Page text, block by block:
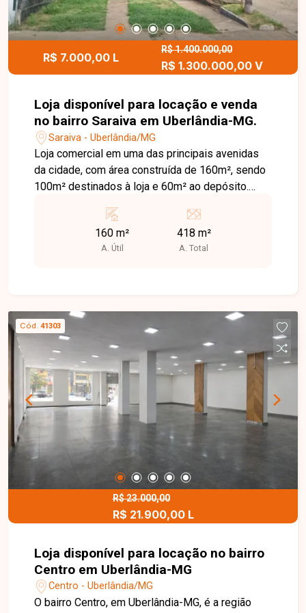
257 - Centro Rua Rafael Marino Neto, 135 -
Jardim Karaíba Av. Dr. Laerte Vieira Gonçalves,
607 - Santa Mônica
R$ 7.000,00 L
R$ 1.400.000,00
R$ 1.300.000,00 V
Loja disponível para locação e venda
no bairro Saraiva em Uberlândia-MG.
Saraiva - Uberlândia/MG
Loja comercial em uma das principais avenidas
da cidade, com área construída de 160m², sendo
100m² destinados à loja e 60m² ao depósito.
estacionamento ou Drive-Thru e estacionamento
frontal, oferecendo excelente visibilidade e
praticidade para o seu negócio.
160 m²
A. Útil
418 m²
A. Total
Cód. 41303
R$ 23.000,00
R$ 21.900,00 L
Loja disponível para locação no bairro
Centro em Uberlândia-MG
Centro - Uberlândia/MG
O bairro Centro, em Uberlândia-MG, é a região